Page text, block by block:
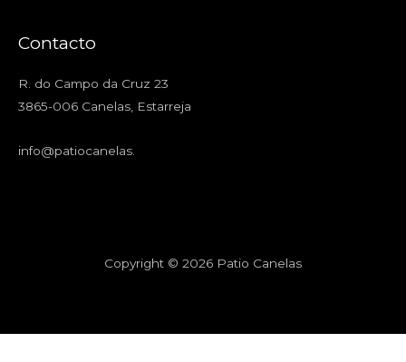
Contacto
R. do Campo da Cruz 23
3865-006 Canelas, Estarreja
info@patiocanelas
Copyright © 2026 Patio Canelas